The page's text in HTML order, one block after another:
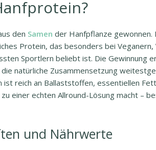
den Samen der Hanfpflanze gewonnen.
Protein, das besonders bei
Sportlern beliebt ist. Die Gewinnung
natürliche Zusammensetzung
ist reich an Ballaststoffen, essentiellen
einer echten Allround-Lösung macht –
und Nährwerte